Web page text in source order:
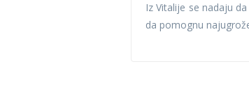
Iz Vitalije se nadaju
da pomognu